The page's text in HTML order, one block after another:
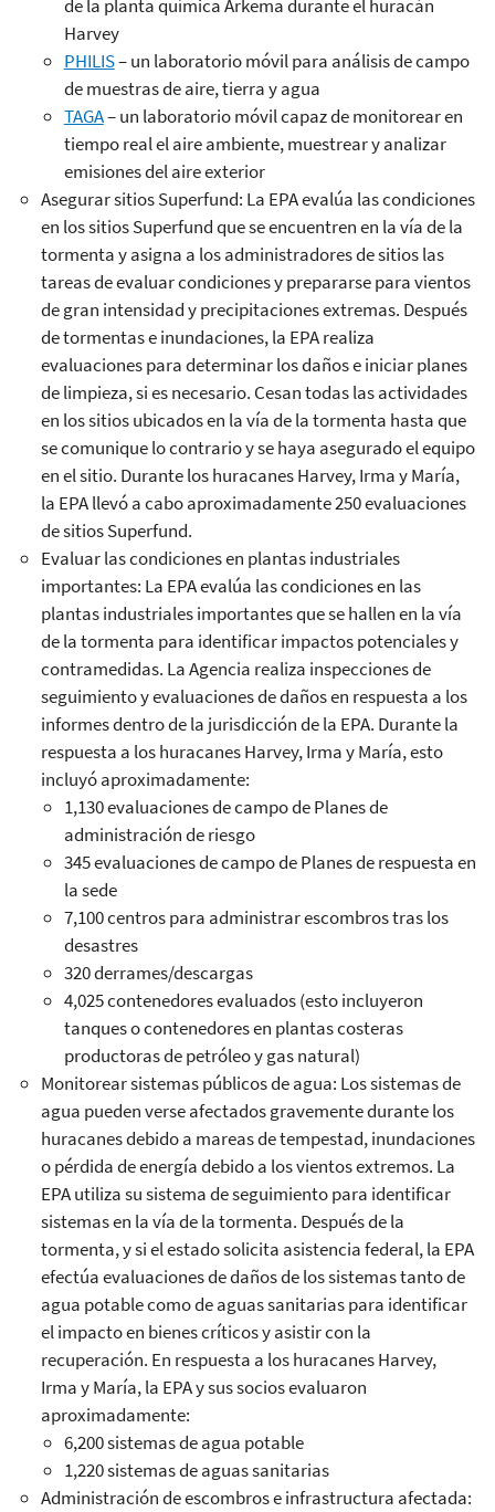
de la planta química Arkema durante el huracán
Harvey
PHILIS– un laboratorio móvil para análisis de campo
de muestras de aire, tierra y agua
TAGA– un laboratorio móvil capaz de monitorear en
tiempo real el aire ambiente, muestrear y analizar
emisiones del aire exterior
Asegurar sitios Superfund: La EPA evalúa las condiciones
en los sitios Superfund que se encuentren en la vía de la
tormenta y asigna a los administradores de sitios las
tareas de evaluar condiciones y prepararse para vientos
de gran intensidad y precipitaciones extremas. Después
de tormentas e inundaciones, la EPA realiza
evaluaciones para determinar los daños e iniciar planes
de limpieza, si es necesario. Cesan todas las actividades
en los sitios ubicados en la vía de la tormenta hasta que
se comunique lo contrario y se haya asegurado el equipo
en el sitio. Durante los huracanes Harvey, Irma y María,
la EPA llevó a cabo aproximadamente 250 evaluaciones
de sitios Superfund.
Evaluar las condiciones en plantas industriales
importantes: La EPA evalúa las condiciones en las
plantas industriales importantes que se hallen en la vía
de la tormenta para identificar impactos potenciales y
contramedidas. La Agencia realiza inspecciones de
seguimiento y evaluaciones de daños en respuesta a los
informes dentro de la jurisdicción de la EPA. Durante la
respuesta a los huracanes Harvey, Irma y María, esto
incluyó aproximadamente:
1,130 evaluaciones de campo de Planes de
administración de riesgo
345 evaluaciones de campo de Planes de respuesta en
la sede
7,100 centros para administrar escombros tras los
desastres
320 derrames/descargas
4,025 contenedores evaluados (esto incluyeron
tanques o contenedores en plantas costeras
productoras de petróleo y gas natural)
Monitorear sistemas públicos de agua: Los sistemas de
agua pueden verse afectados gravemente durante los
huracanes debido a mareas de tempestad, inundaciones
o pérdida de energía debido a los vientos extremos. La
EPA utiliza su sistema de seguimiento para identificar
sistemas en la vía de la tormenta. Después de la
tormenta, y si el estado solicita asistencia federal, la EPA
efectúa evaluaciones de daños de los sistemas tanto de
agua potable como de aguas sanitarias para identificar
el impacto en bienes críticos y asistir con la
recuperación. En respuesta a los huracanes Harvey,
Irma y María, la EPA y sus socios evaluaron
aproximadamente:
6,200 sistemas de agua potable
1,220 sistemas de aguas sanitarias
Administración de escombros e infrastructura afectada: